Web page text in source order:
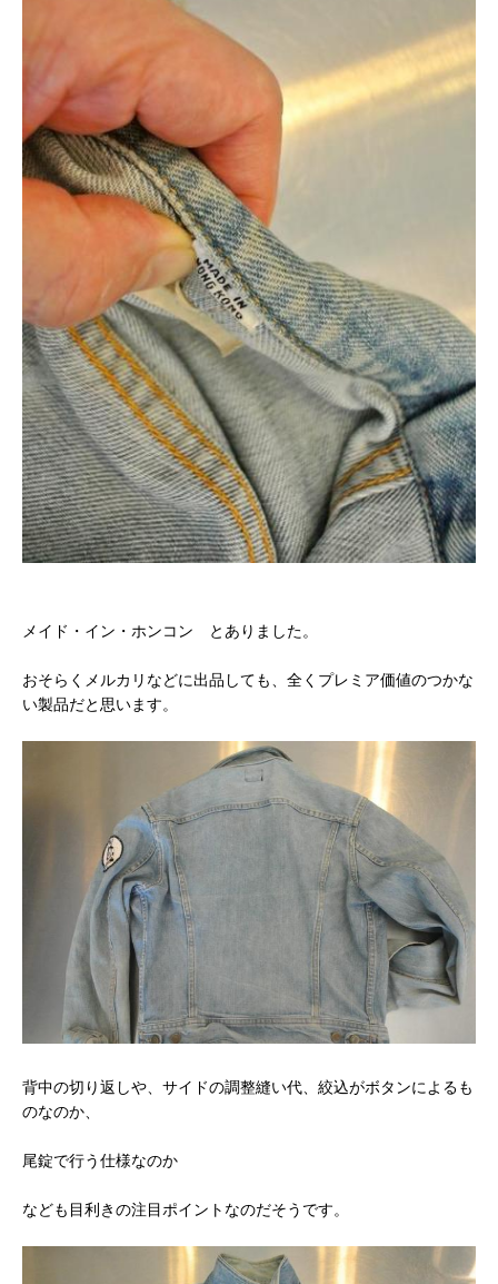
メイド・イン・ホンコン とありました。
おそらくメルカリなどに出品しても、全くプレミア価値のつかな
い製品だと思います。
背中の切り返しや、サイドの調整縫い代、絞込がボタンによるも
のなのか、
尾錠で行う仕様なのか
なども目利きの注目ポイントなのだそうです。